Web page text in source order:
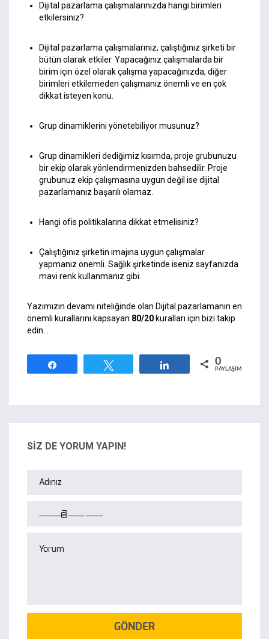
Dijital pazarlama çalışmalarınızda hangi birimleri
etkilersiniz?
Dijital pazarlama çalışmalarınız, çalıştığınız şirketi bir
bütün olarak etkiler. Yapacağınız çalışmalarda bir
birim için özel olarak çalışma yapacağınızda, diğer
birimleri etkilemeden çalışmanız önemli ve en çok
dikkat isteyen konu.
Grup dinamiklerini yönetebiliyor musunuz?
Grup dinamikleri dediğimiz kısımda, proje grubunuzu
bir ekip olarak yönlendirmenizden bahsedilir. Proje
grubunuz ekip çalışmasına uygun değil ise dijital
pazarlamanız başarılı olamaz.
Hangi ofis politikalarına dikkat etmelisiniz?
Çalıştığınız şirketin imajına uygun çalışmalar
yapmanız önemli. Sağlık şirketinde iseniz sayfanızda
mavi renk kullanmanız gibi.
Yazımızın devamı niteliğinde olan Dijital pazarlamanın en
önemli kurallarını kapsayan 80/20 kuralları için bizi takip
edin…
0
PAYLAŞIMLAR
SİZ DE YORUM YAPIN!
GÖNDER